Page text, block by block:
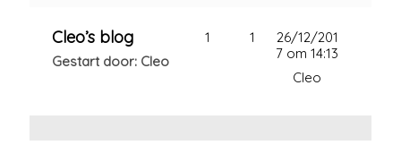
Cleo’s blog
Gestart door: Cleo
1 1
26/12/201
7 om 14:13
Cleo